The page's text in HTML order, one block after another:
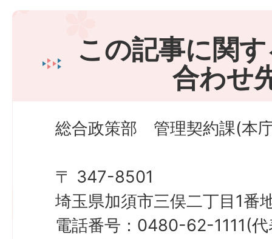
この記事に関
合わせ
総合政策部 管理契約課(本
〒 347-8501
埼玉県加須市三俣二丁目1番
電話番号：0480-62-1111(